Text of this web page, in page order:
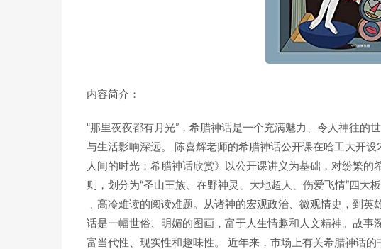
内容简介：
“那里夜夜都有月光”，希腊神话是一个充满魅力、令人神往的
与生活影响深远。 陈喜辉老师的希腊神话公开课在哈工大开
人间的时光：希腊神话欣赏》以公开课讲义为基础，对纷繁
则，划分为“圣山王族、在野神灵、大地超人、伤爱飞情”四大
﹑高冷难读的阅读难题。从诸神的宏观政治、微观情史，到
话是一幅世俗、明媚的图画，富于人生情趣和人文精神。故
富当代性、现实性和趣味性。 近年来，市场上有关希腊神话